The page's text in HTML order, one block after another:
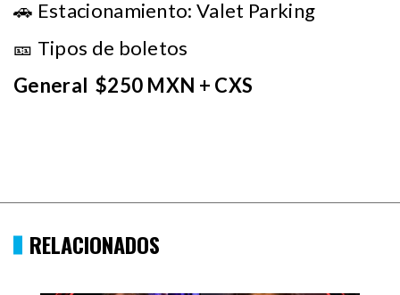
🚗 Estacionamiento: Valet Parking
🎫 Tipos de boletos
General $250 MXN + CXS
RELACIONADOS